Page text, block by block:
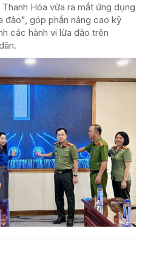
Hóa vừa ra mắt ứng dụng
đảo", góp phần nâng cao kỹ
các hành vi lừa đảo trên